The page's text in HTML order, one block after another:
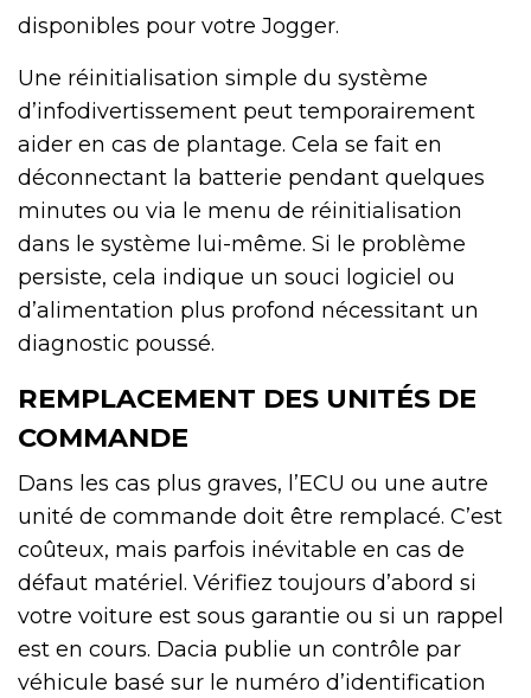
disponibles pour votre Jogger.
Une réinitialisation simple du système
d’infodivertissement peut temporairement
aider en cas de plantage. Cela se fait en
déconnectant la batterie pendant quelques
minutes ou via le menu de réinitialisation
dans le système lui-même. Si le problème
persiste, cela indique un souci logiciel ou
d’alimentation plus profond nécessitant un
diagnostic poussé.
REMPLACEMENT DES UNITÉS DE
COMMANDE
Dans les cas plus graves, l’ECU ou une autre
unité de commande doit être remplacé. C’est
coûteux, mais parfois inévitable en cas de
défaut matériel. Vérifiez toujours d’abord si
votre voiture est sous garantie ou si un rappel
est en cours. Dacia publie un contrôle par
véhicule basé sur le numéro d’identification